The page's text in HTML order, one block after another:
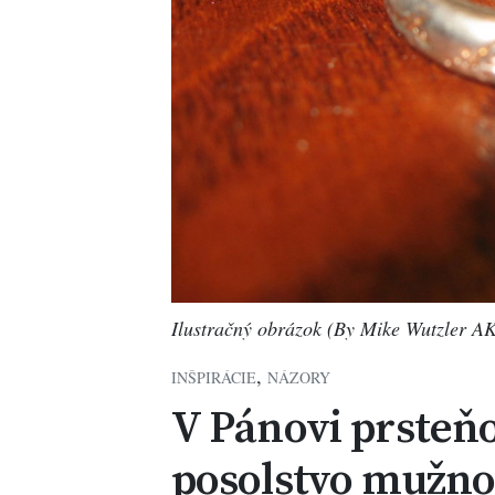
Ilustračný obrázok (By Mike Wutzler
INŠPIRÁCIE, NÁZORY
V Pánovi
posolstvo